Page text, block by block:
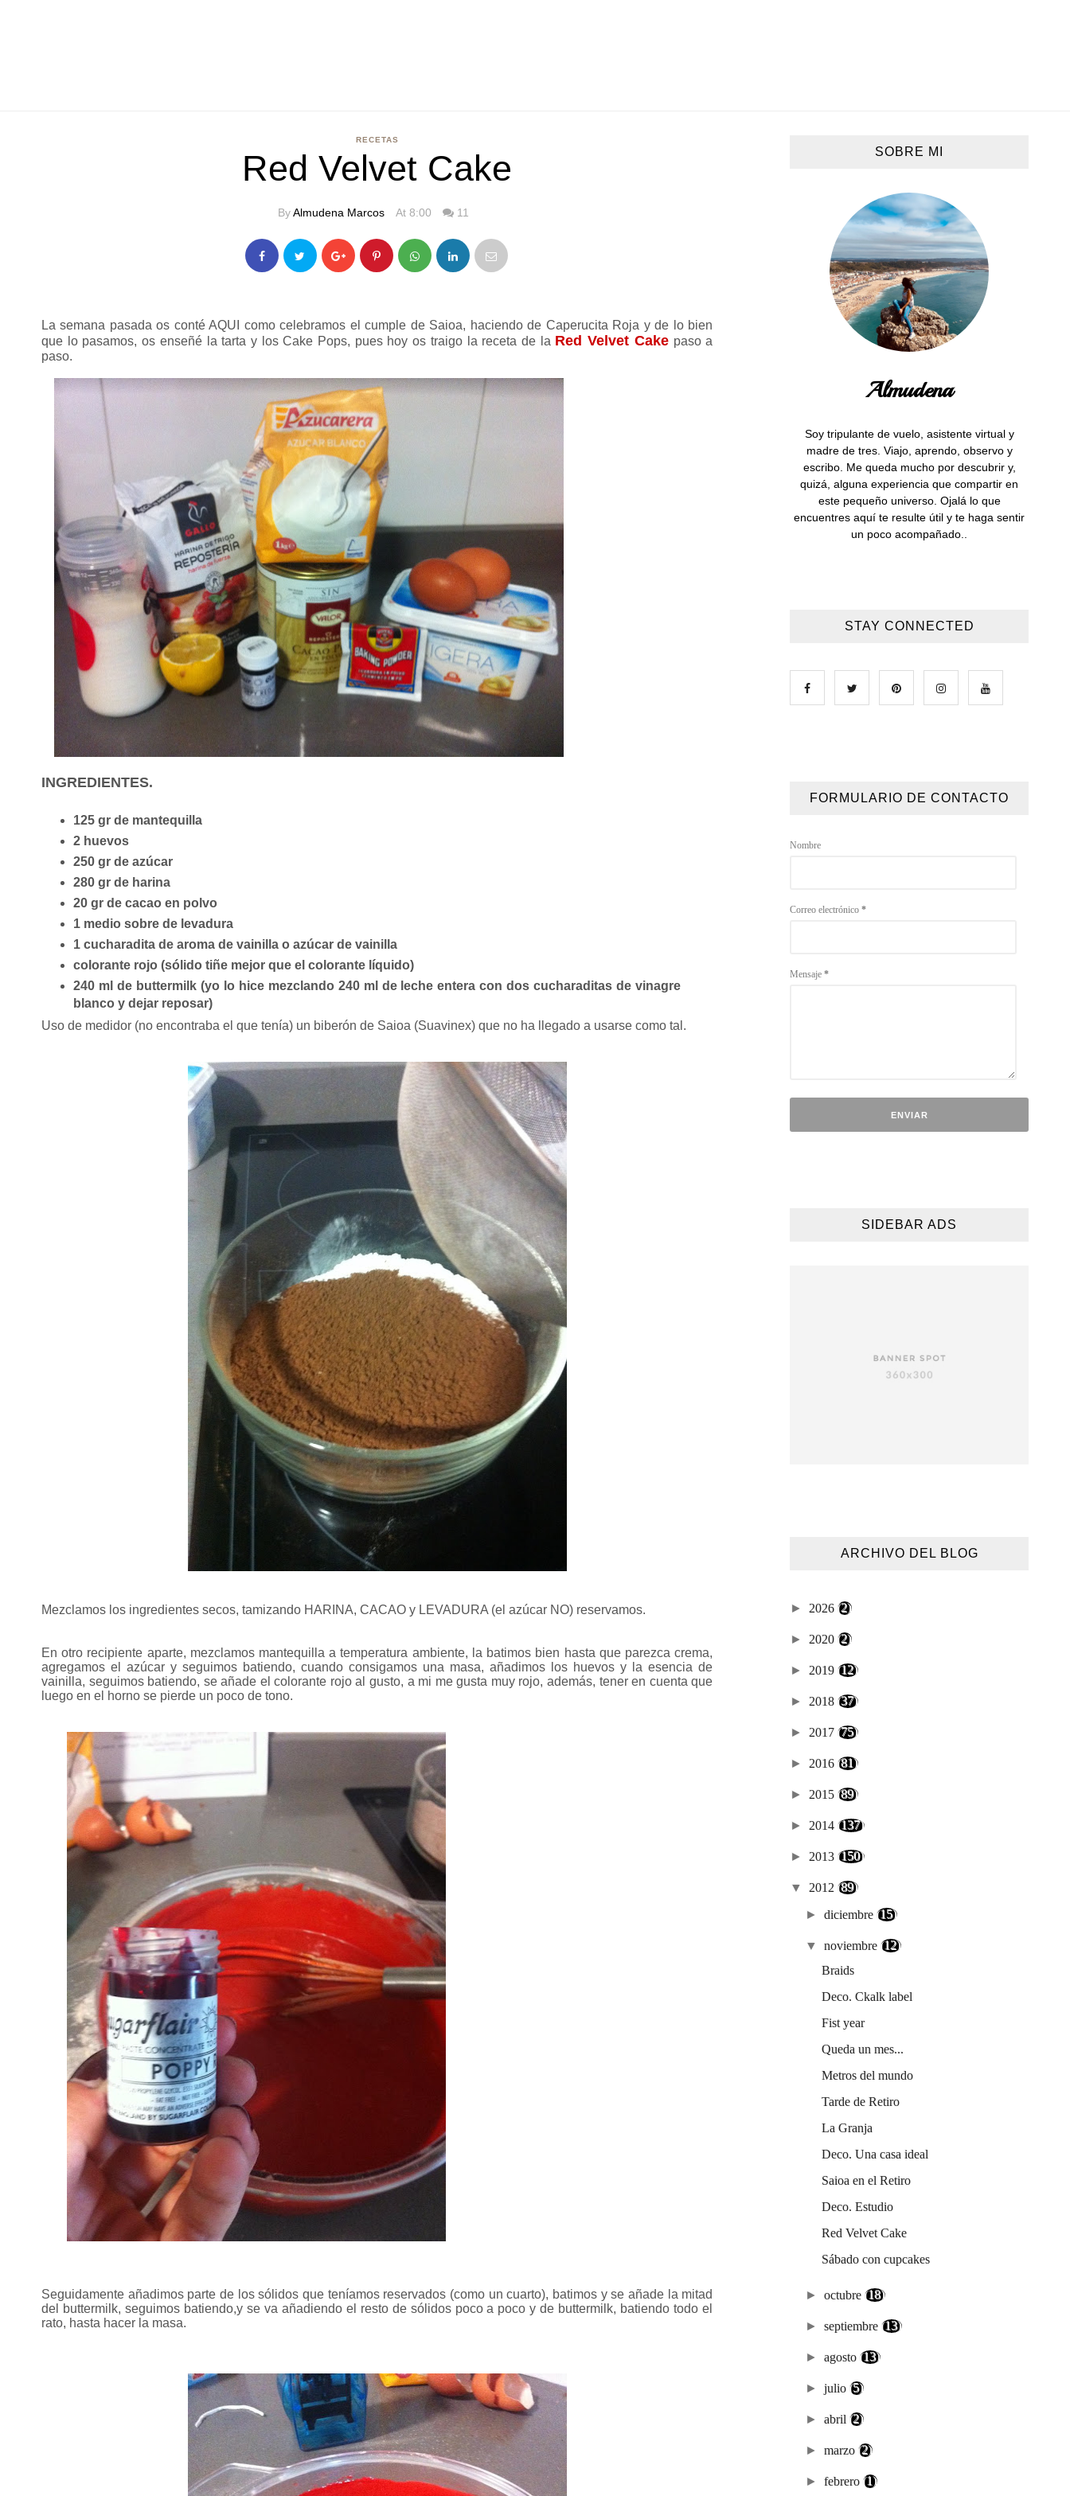
RECETAS
Red Velvet Cake
ByAlmudena Marcos At 8:00 11
La semana pasada os conté AQUI como celebramos el cumple de Saioa, haciendo de Caperucita Roja y de lo bien
que lo pasamos, os enseñé la tarta y los Cake Pops, pues hoy os traigo la receta de la Red Velvet Cakepaso a
paso.
INGREDIENTES.
125 gr de mantequilla
2 huevos
250 gr de azúcar
280 gr de harina
20 gr de cacao en polvo
1 medio sobre de levadura
1 cucharadita de aroma de vainilla o azúcar de vainilla
colorante rojo (sólido tiñe mejor que el colorante líquido)
240 ml de buttermilk (yo lo hice mezclando 240 ml de leche entera con dos cucharaditas de vinagre
blanco y dejar reposar)
Uso de medidor (no encontraba el que tenía) un biberón de Saioa (Suavinex) que no ha llegado a usarse como tal.
Mezclamos los ingredientes secos, tamizando HARINA, CACAO y LEVADURA (el azúcar NO) reservamos.
En otro recipiente aparte, mezclamos mantequilla a temperatura ambiente, la batimos bien hasta que parezca crema,
agregamos el azúcar y seguimos batiendo, cuando consigamos una masa, añadimos los huevos y la esencia de
vainilla, seguimos batiendo, se añade el colorante rojo al gusto, a mi me gusta muy rojo, además, tener en cuenta que
luego en el horno se pierde un poco de tono.
Seguidamente añadimos parte de los sólidos que teníamos reservados (como un cuarto), batimos y se añade la mitad
del buttermilk, seguimos batiendo,y se va añadiendo el resto de sólidos poco a poco y de buttermilk, batiendo todo el
rato, hasta hacer la masa.
SOBRE MI
Almudena
Soy tripulante de vuelo, asistente virtual y
madre de tres. Viajo, aprendo, observo y
escribo. Me queda mucho por descubrir y,
quizá, alguna experiencia que compartir en
este pequeño universo. Ojalá lo que
encuentres aquí te resulte útil y te haga sentir
un poco acompañado..
STAY CONNECTED
FORMULARIO DE CONTACTO
Nombre
Correo electrónico *
Mensaje *
SIDEBAR ADS
ARCHIVO DEL BLOG
► 2026 (2)
► 2020 (2)
► 2019 (12)
► 2018 (37)
► 2017 (75)
► 2016 (81)
► 2015 (89)
► 2014 (137)
► 2013 (150)
▼ 2012 (89)
►diciembre (15)
▼noviembre (12)
Braids
Deco. Ckalk label
Fist year
Queda un mes...
Metros del mundo
Tarde de Retiro
La Granja
Deco. Una casa ideal
Saioa en el Retiro
Deco. Estudio
Red Velvet Cake
Sábado con cupcakes
►octubre (18)
►septiembre (13)
►agosto (13)
►julio(5)
►abril(2)
►marzo(2)
►febrero(1)